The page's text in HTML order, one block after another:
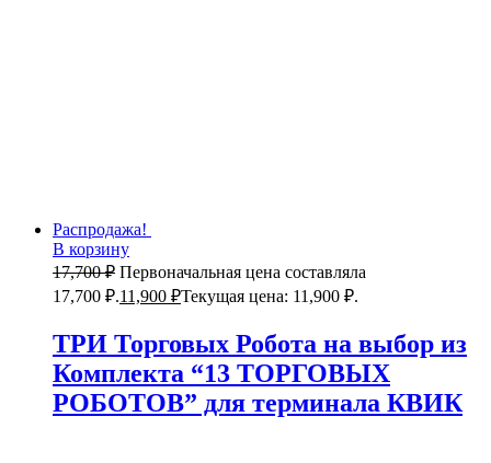
Распродажа!
В корзину
17,700₽ Первоначальная цена составляла
17,700 ₽.11,900 ₽Текущая цена: 11,900 ₽.
ТРИ Торговых Робота на выбор из
Комплекта “13 ТОРГОВЫХ
РОБОТОВ” для терминала КВИК